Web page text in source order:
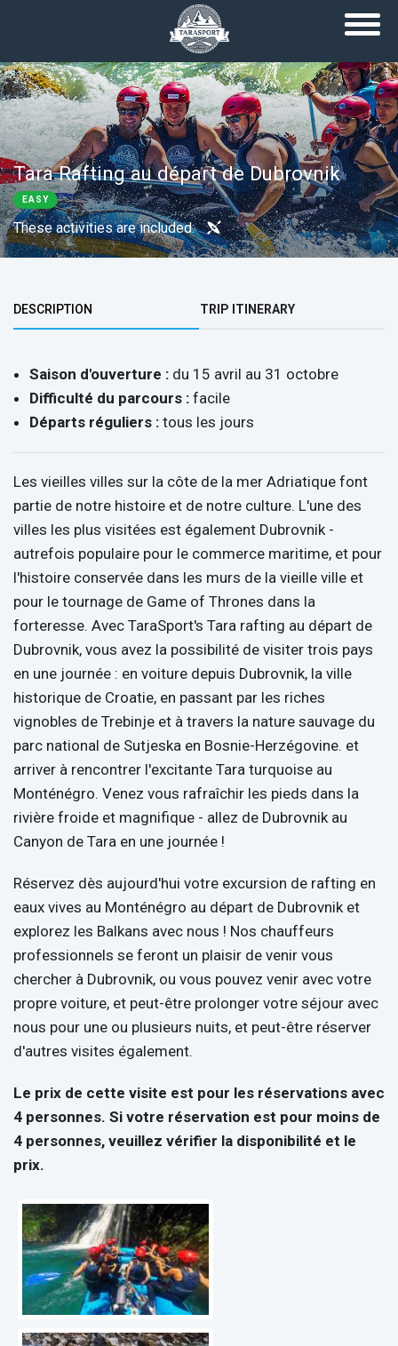
Tara Rafting au départ de Dubrovnik
EASY
These activities are included:
Top group
DESCRIPTION TRIP ITINERARY
Saison d'ouverture : du 15 avril au 31 octobre
Difficulté du parcours : facile
Départs réguliers : tous les jours
Les vieilles villes sur la côte de la mer Adriatique font
partie de notre histoire et de notre culture. L'une des
villes les plus visitées est également Dubrovnik -
autrefois populaire pour le commerce maritime, et pour
l'histoire conservée dans les murs de la vieille ville et
pour le tournage de Game of Thrones dans la
forteresse. Avec TaraSport's Tara rafting au départ de
Dubrovnik, vous avez la possibilité de visiter trois pays
en une journée : en voiture depuis Dubrovnik, la ville
historique de Croatie, en passant par les riches
vignobles de Trebinje et à travers la nature sauvage du
parc national de Sutjeska en Bosnie-Herzégovine. et
arriver à rencontrer l'excitante Tara turquoise au
Monténégro. Venez vous rafraîchir les pieds dans la
rivière froide et magnifique - allez de Dubrovnik au
Canyon de Tara en une journée !
Réservez dès aujourd'hui votre excursion de rafting en
eaux vives au Monténégro au départ de Dubrovnik et
explorez les Balkans avec nous ! Nos chauffeurs
professionnels se feront un plaisir de venir vous
chercher à Dubrovnik, ou vous pouvez venir avec votre
propre voiture, et peut-être prolonger votre séjour avec
nous pour une ou plusieurs nuits, et peut-être réserver
d'autres visites également.
Le prix de cette visite est pour les réservations avec
4 personnes. Si votre réservation est pour moins de
4 personnes, veuillez vérifier la disponibilité et le
prix.